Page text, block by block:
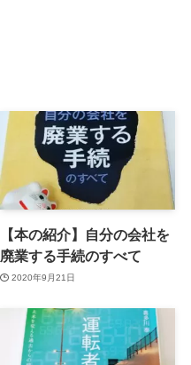
【本の紹介】自分の会社を
廃業する手続のすべて
2020年9月21日